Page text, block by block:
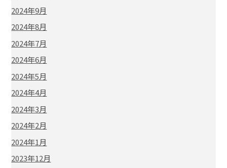
2024年9月
2024年8月
2024年7月
2024年6月
2024年5月
2024年4月
2024年3月
2024年2月
2024年1月
2023年12月